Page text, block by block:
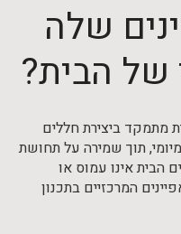
שלה
של הבית?
מתמקד ביצירת חללים
תוך שמירה על תחושת
הבית אינו עמוס או
המרכזיים בתכנון